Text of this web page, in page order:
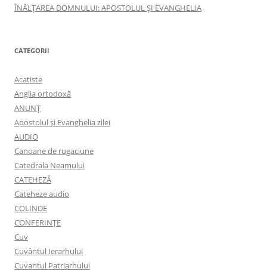
ÎNĂLŢAREA DOMNULUI: APOSTOLUL ȘI EVANGHELIA
CATEGORII
Acatiste
Anglia ortodoxă
ANUNŢ
Apostolul şi Evanghelia zilei
AUDIO
Canoane de rugaciune
Catedrala Neamului
CATEHEZĂ
Cateheze audio
COLINDE
CONFERINȚE
Cuv
Cuvântul Ierarhului
Cuvantul Patriarhului